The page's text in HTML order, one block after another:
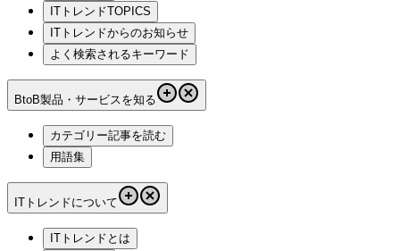
ITトレンドTOPICS
ITトレンドからのお知らせ
よく検索されるキーワード
BtoB製品・サービスを知る
カテゴリー記事を読む
用語集
ITトレンドについて
ITトレンドとは